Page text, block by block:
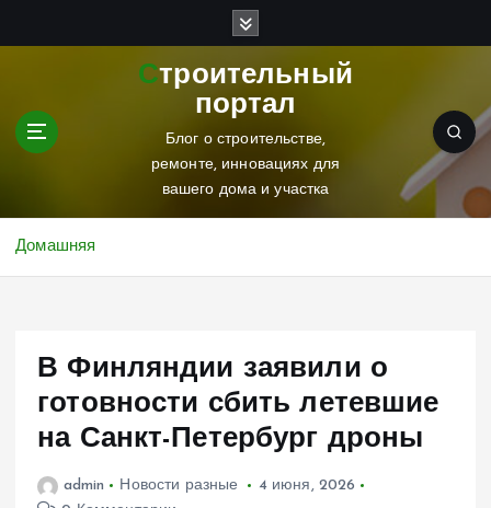
Строительный
портал
Блог о строительстве,
ремонте, инновациях для
вашего дома и участка
Домашняя
В Финляндии заявили о
готовности сбить летевшие
на Санкт-Петербург дроны
admin Новости разные
4 июня, 2026